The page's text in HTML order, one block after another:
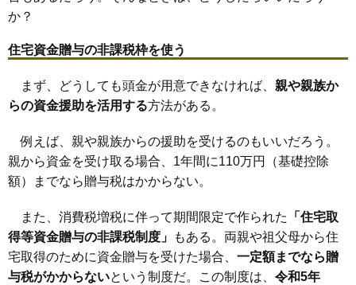
か？
住宅資金贈与の非課税枠を使う
まず、どうしても頭金が用意できなければ、 親や親族か
らの資金援助を活用する方法がある。
例えば、親や親族からの援助を受けるのもいいだろう。
親から資金を受け取る場合、1年間に110万円（基礎控除
額）までなら贈与税はかからない。
また、消費税増税に伴って期間限定で作られた
「住宅取
得等資金贈与の非課税制度」
もある。両親や祖父母から住
宅取得のために資金贈与を受けた場合、 一定額までなら贈
与税がかからないという制度だ。この制度は、 令和5年